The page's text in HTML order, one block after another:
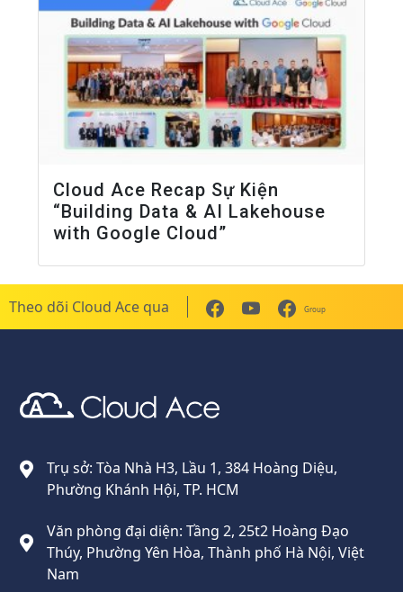
Cloud Ace Recap Sự Kiện
“Building Data & AI Lakehouse
with Google Cloud”
Theo dõi Cloud Ace qua Group
Trụ sở: Tòa Nhà H3, Lầu 1, 384 Hoàng Diệu,
Phường Khánh Hội, TP. HCM
Văn phòng đại diện: Tầng 2, 25t2 Hoàng Đạo
Thúy, Phường Yên Hòa, Thành phố Hà Nội, Việt
Nam